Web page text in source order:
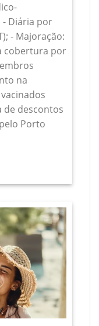
Diária por
- Majoração:
cobertura por
na
de descontos
Porto